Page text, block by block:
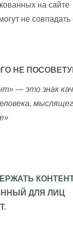
на сайте
не
НЕ
— это знак
ДЛЯ ЛИЦ